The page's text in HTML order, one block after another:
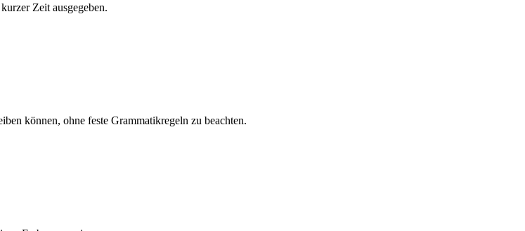
Zeit ausgegeben.
können, ohne feste Grammatikregeln zu beachten.